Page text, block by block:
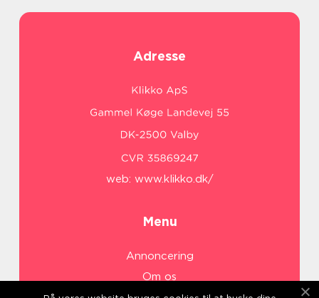
Adresse
web: www.klikko.dk/
Menu
Annoncering
Om os